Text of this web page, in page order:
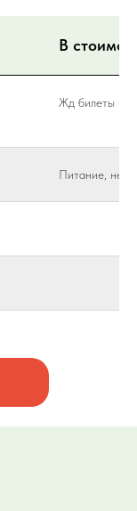
В
Жд билеты
Питание, не